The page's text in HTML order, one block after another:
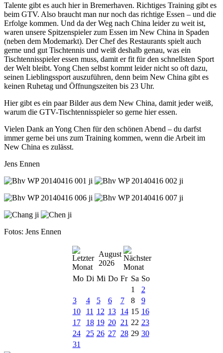
Talente gibt es auch hier in Bremerhaven. Richtiges Training gibt es
beim GTV. Also braucht man nur noch das richtige Essen – und die
Erfolge kommen. Und da der Weg nach China leider zu weit ist,
waren unsere Spitzenspieler zum Essen im New China in Spaden
(neben dem Modemarkt). Der Chef des Restaurants spielt auch
gerne und gut Tischtennis und weiß deshalb genau, was ein
Tischtennisspieler essen muss, damit er fit für den schnellsten Sport
der Welt bleibt. Yong Chen selbst kommt leider nicht so oft dazu,
seinen Lieblingssport auszuführen, denn beim New China gibt es
keinen Ruhetag und Öffnungszeiten bis 23 Uhr.
Hier gibt es ein paar Bilder aus dem New China, damit jeder weiß,
warum die GTV-Tischtennisspieler so gerne hier essen.
Vielen Dank an Yong Chen für den schönen Abend – du darfst
immer gerne bei uns zum Training kommen, wenn die Arbeit im
New China es zulässt.
Jens Ennen
Fotos: Jens Ennen
August
2026
Mo Di Mi Do Fr Sa So
1
2
3
4 5 6 7 8
9
10
11 12 13 14 15 16
17
18 19 20 21 22 23
24
25 26 27 28 29 30
31